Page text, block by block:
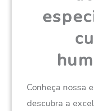
Conheça nossa
descubra a